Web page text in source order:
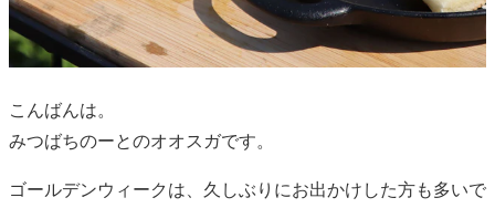
こんばんは。
みつばちのーとのオオスガです。
ゴールデンウィークは、久しぶりにお出かけした方も多いで